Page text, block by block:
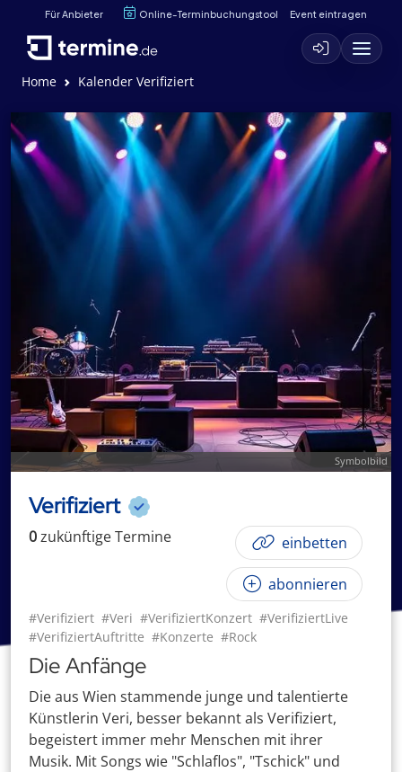
Für Anbieter Online-Terminbuchungstool Event eintragen
Home Kalender Verifiziert
Symbolbild
Verifiziert
0zukünftigeTermine einbetten
abonnieren
#Verifiziert #Veri #VerifiziertKonzert #VerifiziertLive
#VerifiziertAuftritte #Konzerte #Rock
Die Anfänge
Die aus Wien stammende junge und talentierte
Künstlerin Veri, besser bekannt als Verifiziert,
begeistert immer mehr Menschen mit ihrer
Musik. Mit Songs wie "Schlaflos", "Tschick" und